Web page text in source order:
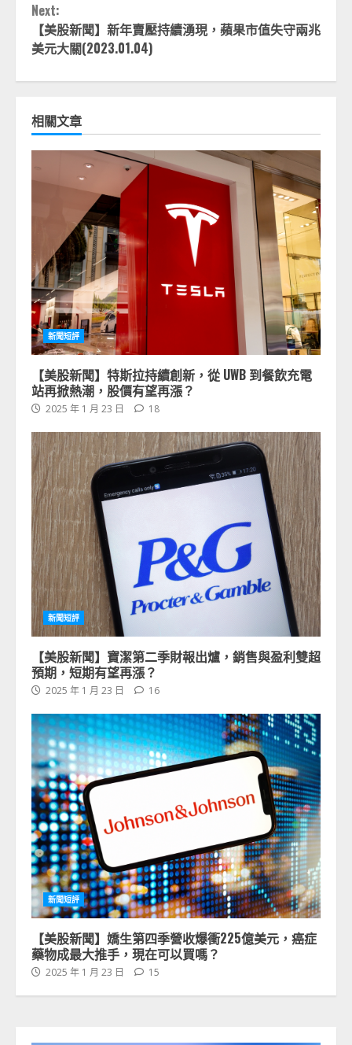
Next:
【美股新聞】新年賣壓持續湧現，蘋果市值失守兩兆
美元大關(2023.01.04)
相關文章
新聞短評
【美股新聞】特斯拉持續創新，從 UWB 到餐飲充電
站再掀熱潮，股價有望再漲？
2025 年 1 月 23 日 18
新聞短評
【美股新聞】寶潔第二季財報出爐，銷售與盈利雙超
預期，短期有望再漲？
2025 年 1 月 23 日 16
新聞短評
【美股新聞】嬌生第四季營收爆衝225億美元，癌症
藥物成最大推手，現在可以買嗎？
2025 年 1 月 23 日 15